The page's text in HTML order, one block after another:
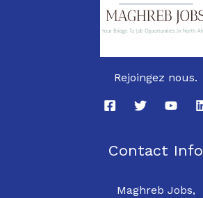
Rejoingez nous.
Contact Info
Maghreb Jobs,